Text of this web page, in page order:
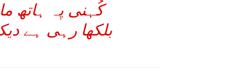
کُہنی پہ ہاتھ
بلکھا رہی ہے